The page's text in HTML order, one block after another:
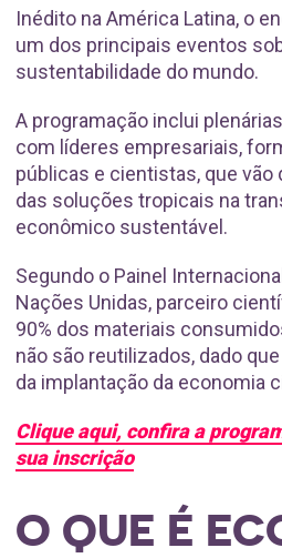
Inédito na América Latina, o
um dos principais eventos
sustentabilidade do mundo.
A programação inclui
com líderes empresariais,
públicas e cientistas, que vão
das soluções tropicais na
econômico sustentável.
Segundo o Painel
Nações Unidas, parceiro
90% dos materiais
não são reutilizados, dado
da implantação da economia
Clique aqui, confira a
sua inscrição
O QUE É